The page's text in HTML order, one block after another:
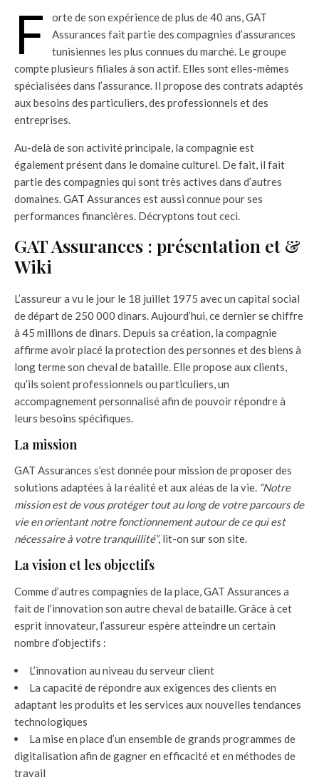
F
orte de son expérience de plus de 40 ans, GAT
Assurances fait partie des compagnies d’assurances
tunisiennes les plus connues du marché. Le groupe
compte plusieurs filiales à son actif. Elles sont elles-mêmes
spécialisées dans l’assurance. Il propose des contrats adaptés
aux besoins des particuliers, des professionnels et des
entreprises.
Au-delà de son activité principale, la compagnie est
également présent dans le domaine culturel. De fait, il fait
partie des compagnies qui sont très actives dans d’autres
domaines. GAT Assurances est aussi connue pour ses
performances financières. Décryptons tout ceci.
GAT Assurances : présentation et &
Wiki
L’assureur a vu le jour le 18 juillet 1975 avec un capital social
de départ de 250 000 dinars. Aujourd’hui, ce dernier se chiffre
à 45 millions de dinars. Depuis sa création, la compagnie
affirme avoir placé la protection des personnes et des biens à
long terme son cheval de bataille. Elle propose aux clients,
qu’ils soient professionnels ou particuliers, un
accompagnement personnalisé afin de pouvoir répondre à
leurs besoins spécifiques.
La mission
GAT Assurances s’est donnée pour mission de proposer des
solutions adaptées à la réalité et aux aléas de la vie. “Notre
mission est de vous protéger tout au long de votre parcours de
vie en orientant notre fonctionnement autour de ce qui est
nécessaire à votre tranquillité”, lit-on sur son site.
La vision et les objectifs
Comme d’autres compagnies de la place, GAT Assurances a
fait de l’innovation son autre cheval de bataille. Grâce à cet
esprit innovateur, l’assureur espère atteindre un certain
nombre d’objectifs :
L’innovation au niveau du serveur client
La capacité de répondre aux exigences des clients en
adaptant les produits et les services aux nouvelles tendances
technologiques
La mise en place d’un ensemble de grands programmes de
digitalisation afin de gagner en efficacité et en méthodes de
travail